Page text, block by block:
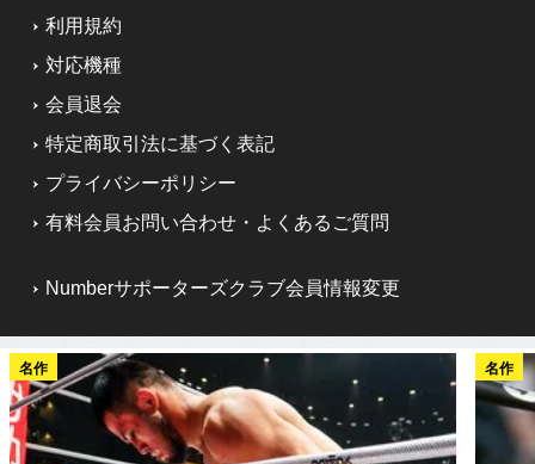
利用規約
対応機種
会員退会
特定商取引法に基づく表記
プライバシーポリシー
有料会員お問い合わせ・よくあるご質問
Numberサポーターズクラブ会員情報変更
名作 名作